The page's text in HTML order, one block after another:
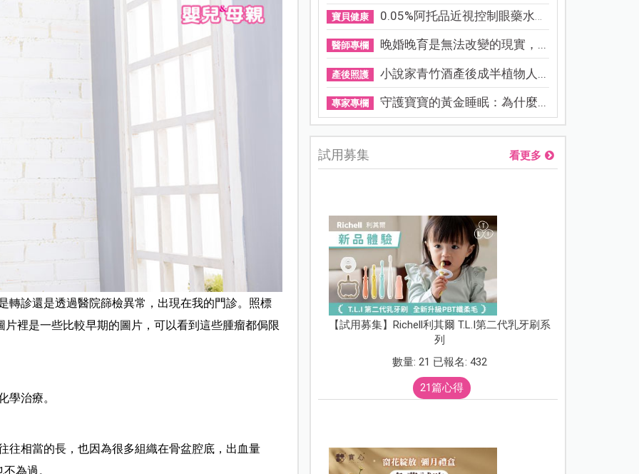
轉診還是透過醫院篩檢異常，出現在我的門診。照標
裡是一些比較早期的圖片，可以看到這些腫瘤都侷限
學治療。
往相當的長，也因為很多組織在骨盆腔底，出血量
為過。
寶貝健康 0.05%阿托品近視控制眼藥水納...
醫師專欄 晚婚晚育是無法改變的現實，...
產後照護 小說家青竹酒產後成半植物人...
專家專欄 守護寶寶的黃金睡眠：為什麼...
試用募集 看更多
【試用募集】Richell利其爾 T.L.I第二代乳牙刷系
列
數量: 21 已報名: 432
21篇心得